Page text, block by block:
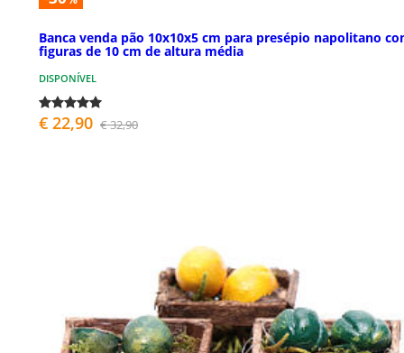
Banca venda pão 10x10x5 cm para presépio napolitano
figuras de 10 cm de altura média
DISPONÍVEL
€ 22,90 € 32,90